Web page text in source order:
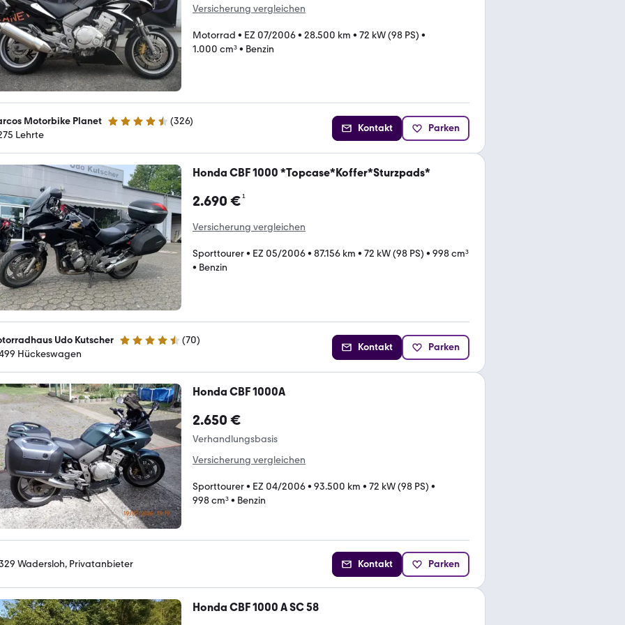
Versicherung vergleichen
Motorrad • EZ 07/2006• 28.500 km • 72 kW (98 PS) •
1.000 cm³• Benzin
Motorbike Planet 4.7 Sterne (326)
Lehrte
Kontakt Parken
Honda CBF 1000 *Topcase*Koffer*Sturzpads*
2.690 €¹
Versicherung vergleichen
Sporttourer• EZ 05/2006• 87.156 km • 72 kW (98 PS) • 998 cm³
• Benzin
Udo Kutscher 4.5 Sterne (70)
Hückeswagen
Kontakt Parken
Honda CBF 1000A
2.650 €
Verhandlungsbasis
Versicherung vergleichen
Sporttourer• EZ 04/2006• 93.500 km • 72 kW (98 PS) •
998 cm³• Benzin
Wadersloh, Privatanbieter Kontakt Parken
Honda CBF 1000 A SC 58